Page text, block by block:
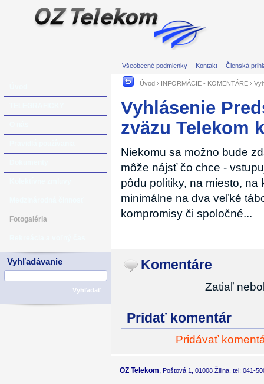
Všeobecné podmienky Kontakt Členská
Fotogaléria
Vyhľadávanie
Vyhľadať
Úvod › INFORMÁCIE - KOMENTÁRE ›
Vyhlásenie
zväzu Telekom
Niekomu sa možno bude
môže nájsť čo chce -
pôdu politiky, na miesto,
minimálne na dva veľké
kompromisy či spoločné...
Komentáre
Zatiaľ
Pridať komentár
Pridávať
OZ Telekom, Poštová 1, 01008 Žilina, tel: 041-